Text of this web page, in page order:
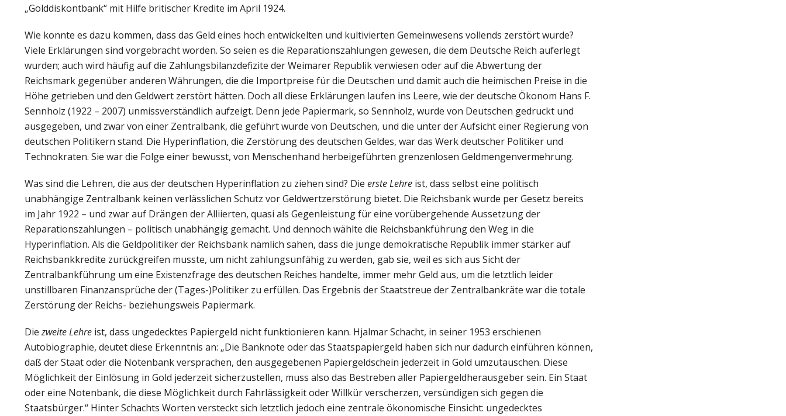
„Golddiskontbank“ mit Hilfe britischer Kredite im April 1924.
Wie konnte es dazu kommen, dass das Geld eines hoch entwickelten und kultivierten Gemeinwesens vollends zerstört wurde?
Viele Erklärungen sind vorgebracht worden. So seien es die Reparationszahlungen gewesen, die dem Deutsche Reich auferlegt
wurden; auch wird häufig auf die Zahlungsbilanzdefizite der Weimarer Republik verwiesen oder auf die Abwertung der
Reichsmark gegenüber anderen Währungen, die die Importpreise für die Deutschen und damit auch die heimischen Preise in die
Höhe getrieben und den Geldwert zerstört hätten. Doch all diese Erklärungen laufen ins Leere, wie der deutsche Ökonom Hans F.
Sennholz (1922 – 2007) unmissverständlich aufzeigt. Denn jede Papiermark, so Sennholz, wurde von Deutschen gedruckt und
ausgegeben, und zwar von einer Zentralbank, die geführt wurde von Deutschen, und die unter der Aufsicht einer Regierung von
deutschen Politikern stand. Die Hyperinflation, die Zerstörung des deutschen Geldes, war das Werk deutscher Politiker und
Technokraten. Sie war die Folge einer bewusst, von Menschenhand herbeigeführten grenzenlosen Geldmengenvermehrung.
Was sind die Lehren, die aus der deutschen Hyperinflation zu ziehen sind? Die erste Lehre ist, dass selbst eine politisch
unabhängige Zentralbank keinen verlässlichen Schutz vor Geldwertzerstörung bietet. Die Reichsbank wurde per Gesetz bereits
im Jahr 1922 – und zwar auf Drängen der Alliierten, quasi als Gegenleistung für eine vorübergehende Aussetzung der
Reparationszahlungen – politisch unabhängig gemacht. Und dennoch wählte die Reichsbankführung den Weg in die
Hyperinflation. Als die Geldpolitiker der Reichsbank nämlich sahen, dass die junge demokratische Republik immer stärker auf
Reichsbankkredite zurückgreifen musste, um nicht zahlungsunfähig zu werden, gab sie, weil es sich aus Sicht der
Zentralbankführung um eine Existenzfrage des deutschen Reiches handelte, immer mehr Geld aus, um die letztlich leider
unstillbaren Finanzansprüche der (Tages-)Politiker zu erfüllen. Das Ergebnis der Staatstreue der Zentralbankräte war die totale
Zerstörung der Reichs- beziehungsweis Papiermark.
Diezweite Lehre ist, dass ungedecktes Papiergeld nicht funktionieren kann. Hjalmar Schacht, in seiner 1953 erschienen
Autobiographie, deutet diese Erkenntnis an: „Die Banknote oder das Staatspapiergeld haben sich nur dadurch einführen können,
daß der Staat oder die Notenbank versprachen, den ausgegebenen Papiergeldschein jederzeit in Gold umzutauschen. Diese
Möglichkeit der Einlösung in Gold jederzeit sicherzustellen, muss also das Bestreben aller Papiergeldherausgeber sein. Ein Staat
oder eine Notenbank, die diese Möglichkeit durch Fahrlässigkeit oder Willkür verscherzen, versündigen sich gegen die
Staatsbürger.“ Hinter Schachts Worten versteckt sich letztlich jedoch eine zentrale ökonomische Einsicht: ungedecktes